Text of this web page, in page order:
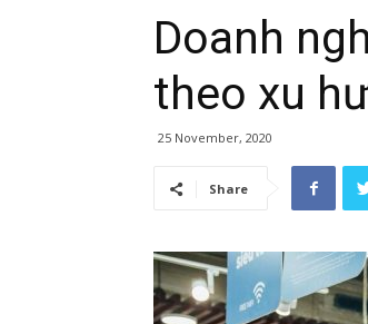
Doanh
theo xu
25 November, 2020
Share